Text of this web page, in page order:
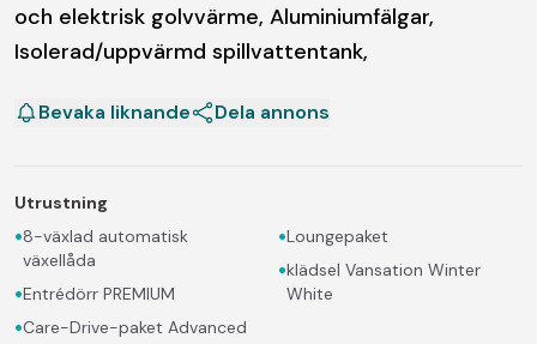
och elektrisk golvvärme, Aluminiumfälgar,
Isolerad/uppvärmd spillvattentank,
Bevaka liknande Dela annons
Utrustning
•8-växlad automatisk
växellåda
•Entrédörr PREMIUM
•Care-Drive-paket Advanced
•Loungepaket
•klädsel Vansation Winter
White